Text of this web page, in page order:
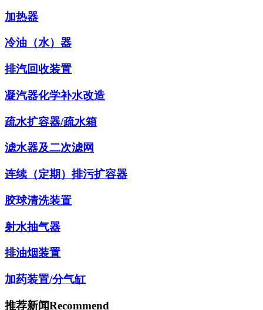
加热器
冷油（水）器
排汽回收装置
凝汽器化学补水改造
疏水扩容器/疏水箱
滤水器及二次滤网
连续（定期）排污扩容器
胶球清洗装置
射水抽气器
排油烟装置
加药装置/分气缸
推荐新闻Recommend